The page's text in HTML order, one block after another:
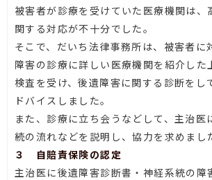
被害者が診療を受けていた医療機関は、
関する対応が不十分でした。
そこで、だいち法律事務所は、被害者に
障害の診療に詳しい医療機関を紹介した
検査を受け、後遺障害に関する診断をし
ドバイスしました。
また、診療に立ち会うなどして、主治医
続の流れなどを説明し、協力を求めまし
３ 自賠責保険の認定
主治医に後遺障害診断書・神経系統の障